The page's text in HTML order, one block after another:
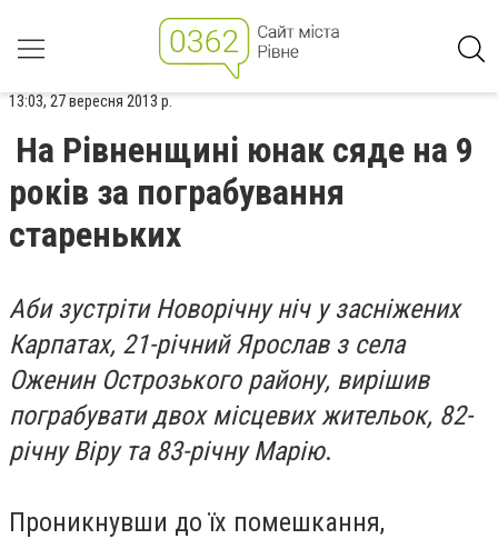
13:03, 27 вересня 2013 р.
На Рівненщині юнак сяде на 9
років за пограбування
стареньких
Аби зустріти Новорічну ніч у засніжених
Карпатах, 21-річний Ярослав з села
Оженин Острозького району, вирішив
пограбувати двох місцевих жительок, 82-
річну Віру та 83-річну Марію.
Проникнувши до їх помешкання,